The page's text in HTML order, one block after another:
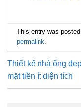
This entry was
permalink.
Thiết kế nhà ống
mặt tiền ít diện tích